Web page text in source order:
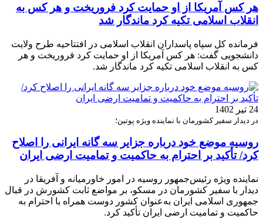
هر کس آمریکا از او حمایت کرد فروریخت و هر کس به
انقلاب اسلامی تکیه کرد ماندگار شد
فرمانده کل سپاه پاسداران انقلاب اسلامی در افتتاحیه طرح ولایت
دانشجویی گفت: هر کس آمریکا از او حمایت کرد فروریخت و هر
کس به انقلاب اسلامی تکیه کرد ماندگار شد.
24 تیر 1402
در دیدار سفیر کشورمان با نماینده ویژه پوتین؛
روسیه موضع خود درباره جزایر سه گانه ایرانی را اصلاح
کرد/ تأکید بر احترام به حاکمیت و تمامیت ارضی ایران
نماینده ویژه رئیس‌جمهور روسیه در امور خاورمیانه و آفریقا در
دیدار با سفیر کشورمان در مسکو، بر مواضع ثابت کشورش در قبال
جمهوری اسلامی ایران به‌عنوان کشور دوست همراه با احترام به
حاکمیت و تمامیت ارضی ایران تأکید کرد.